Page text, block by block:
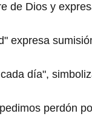
de Dios y
expresa
día",
perdón